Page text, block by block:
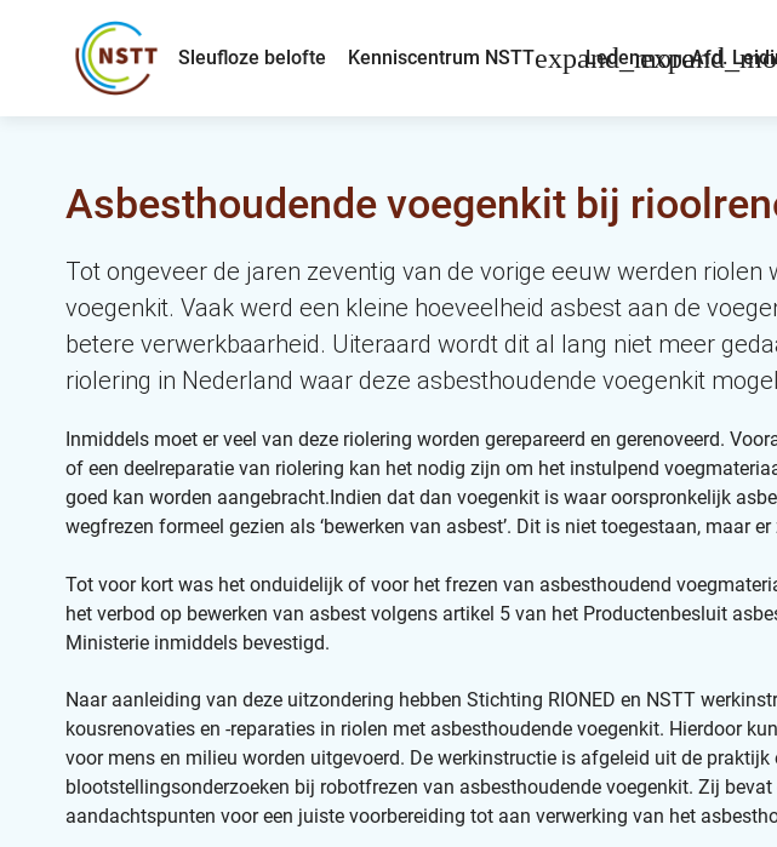
Sleufloze belofte Kenniscentrum NSTT Leden Afd.
Asbesthoudende voegenkit bij
Tot ongeveer de jaren zeventig van de vorige eeuw werden riolen
voegenkit. Vaak werd een kleine hoeveelheid asbest aan de
betere verwerkbaarheid. Uiteraard wordt dit al lang niet meer
riolering in Nederland waar deze asbesthoudende voegenkit
Inmiddels moet er veel van deze riolering worden gerepareerd en gerenoveerd.
of een deelreparatie van riolering kan het nodig zijn om het instulpend
goed kan worden aangebracht.Indien dat dan voegenkit is waar oorspronkelijk
wegfrezen formeel gezien als ‘bewerken van asbest’. Dit is niet toegestaan, maar
Tot voor kort was het onduidelijk of voor het frezen van asbesthoudend
het verbod op bewerken van asbest volgens artikel 5 van het Productenbesluit
Ministerie inmiddels bevestigd.
Naar aanleiding van deze uitzondering hebben Stichting RIONED en NSTT
kousrenovaties en -reparaties in riolen met asbesthoudende voegenkit. Hierdoor
voor mens en milieu worden uitgevoerd. De werkinstructie is afgeleid uit de praktijk
blootstellingsonderzoeken bij robotfrezen van asbesthoudende voegenkit. Zij
aandachtspunten voor een juiste voorbereiding tot aan verwerking van het